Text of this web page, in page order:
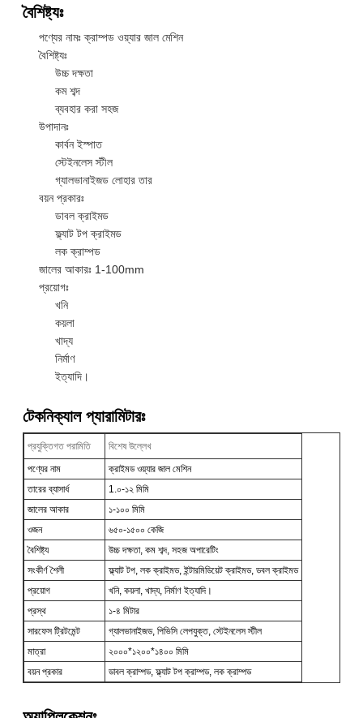
বৈশিষ্ট্যঃ
পণ্যের নামঃ ক্রাম্পড ওয়্যার জাল মেশিন
বৈশিষ্ট্যঃ
উচ্চ দক্ষতা
কম শব্দ
ব্যবহার করা সহজ
উপাদানঃ
কার্বন ইস্পাত
স্টেইনলেস স্টীল
গ্যালভানাইজড লোহার তার
বয়ন প্রকারঃ
ডাবল ক্রাইমড
ফ্ল্যাট টপ ক্রাইমড
লক ক্রাম্পড
জালের আকারঃ 1-100mm
প্রয়োগঃ
খনি
কয়লা
খাদ্য
নির্মাণ
ইত্যাদি।
টেকনিক্যাল প্যারামিটারঃ
প্রযুক্তিগত পরামিতি
বিশেষ উল্লেখ
পণ্যের নাম
ক্রাইমড ওয়্যার জাল মেশিন
তারের ব্যাসার্ধ
1.০-১২ মিমি
জালের আকার
১-১০০ মিমি
ওজন
৬৫০-১৫০০ কেজি
বৈশিষ্ট্য
উচ্চ দক্ষতা, কম শব্দ, সহজ অপারেটিং
সংকীর্ণ শৈলী
ফ্ল্যাট টপ, লক ক্রাইমড, ইন্টারমিডিয়েট ক্রাইমড, ডবল ক্রাইমড
প্রয়োগ
খনি, কয়লা, খাদ্য, নির্মাণ ইত্যাদি।
প্রস্থ
১-৪ মিটার
সারফেস ট্রিটমেন্ট
গ্যালভানাইজড, পিভিসি লেপযুক্ত, স্টেইনলেস স্টীল
মাত্রা
২০০০*১২০০*১৪০০ মিমি
বয়ন প্রকার
ডাবল ক্রাম্পড, ফ্ল্যাট টপ ক্রাম্পড, লক ক্রাম্পড